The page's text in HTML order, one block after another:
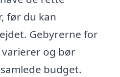
før du kan
Gebyrerne for
og bør
budget.